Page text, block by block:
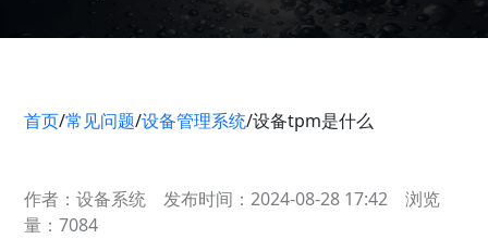
首页/常见问题/设备管理系统/设备tpm是什么
作者：设备系统 发布时间：2024-08-28 17:42
浏览
量：7084